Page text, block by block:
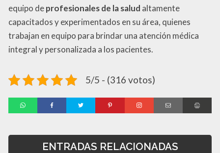
equipo deprofesionales de la salud altamente
capacitados y experimentados en su área, quienes
trabajan en equipo para brindar una atención médica
integral y personalizada a los pacientes.
5/5 - (316 votos)
ENTRADAS RELACIONADAS